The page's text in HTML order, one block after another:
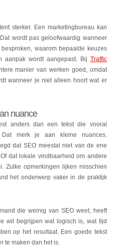
sterker. Een marketingbureau kan
wordt pas geloofwaardig wanneer
waarom bepaalde keuzes
aanpak wordt aangepast. Bij Traffic
manier van werken goed, omdat
wanneer je niet alleen hoort wat er
nuance
anders dan een tekst die vooral
Dat merk je aan kleine nuances.
dat SEO meestal niet van de ene
dat lokale vindbaarheid om andere
Zulke opmerkingen lijken misschien
het onderwerp vaker in de praktijk
die weinig van SEO weet, heeft
wil begrijpen wat logisch is, wat tijd
op het resultaat. Een goede tekst
te maken dan het is.